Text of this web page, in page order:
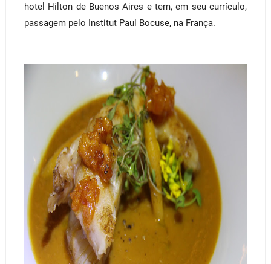
hotel Hilton de Buenos Aires e tem, em seu currículo,
passagem pelo Institut Paul Bocuse, na França.